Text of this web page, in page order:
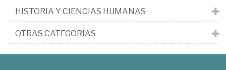
HISTORIA Y CIENCIAS HUMANAS
OTRAS CATEGORÍAS